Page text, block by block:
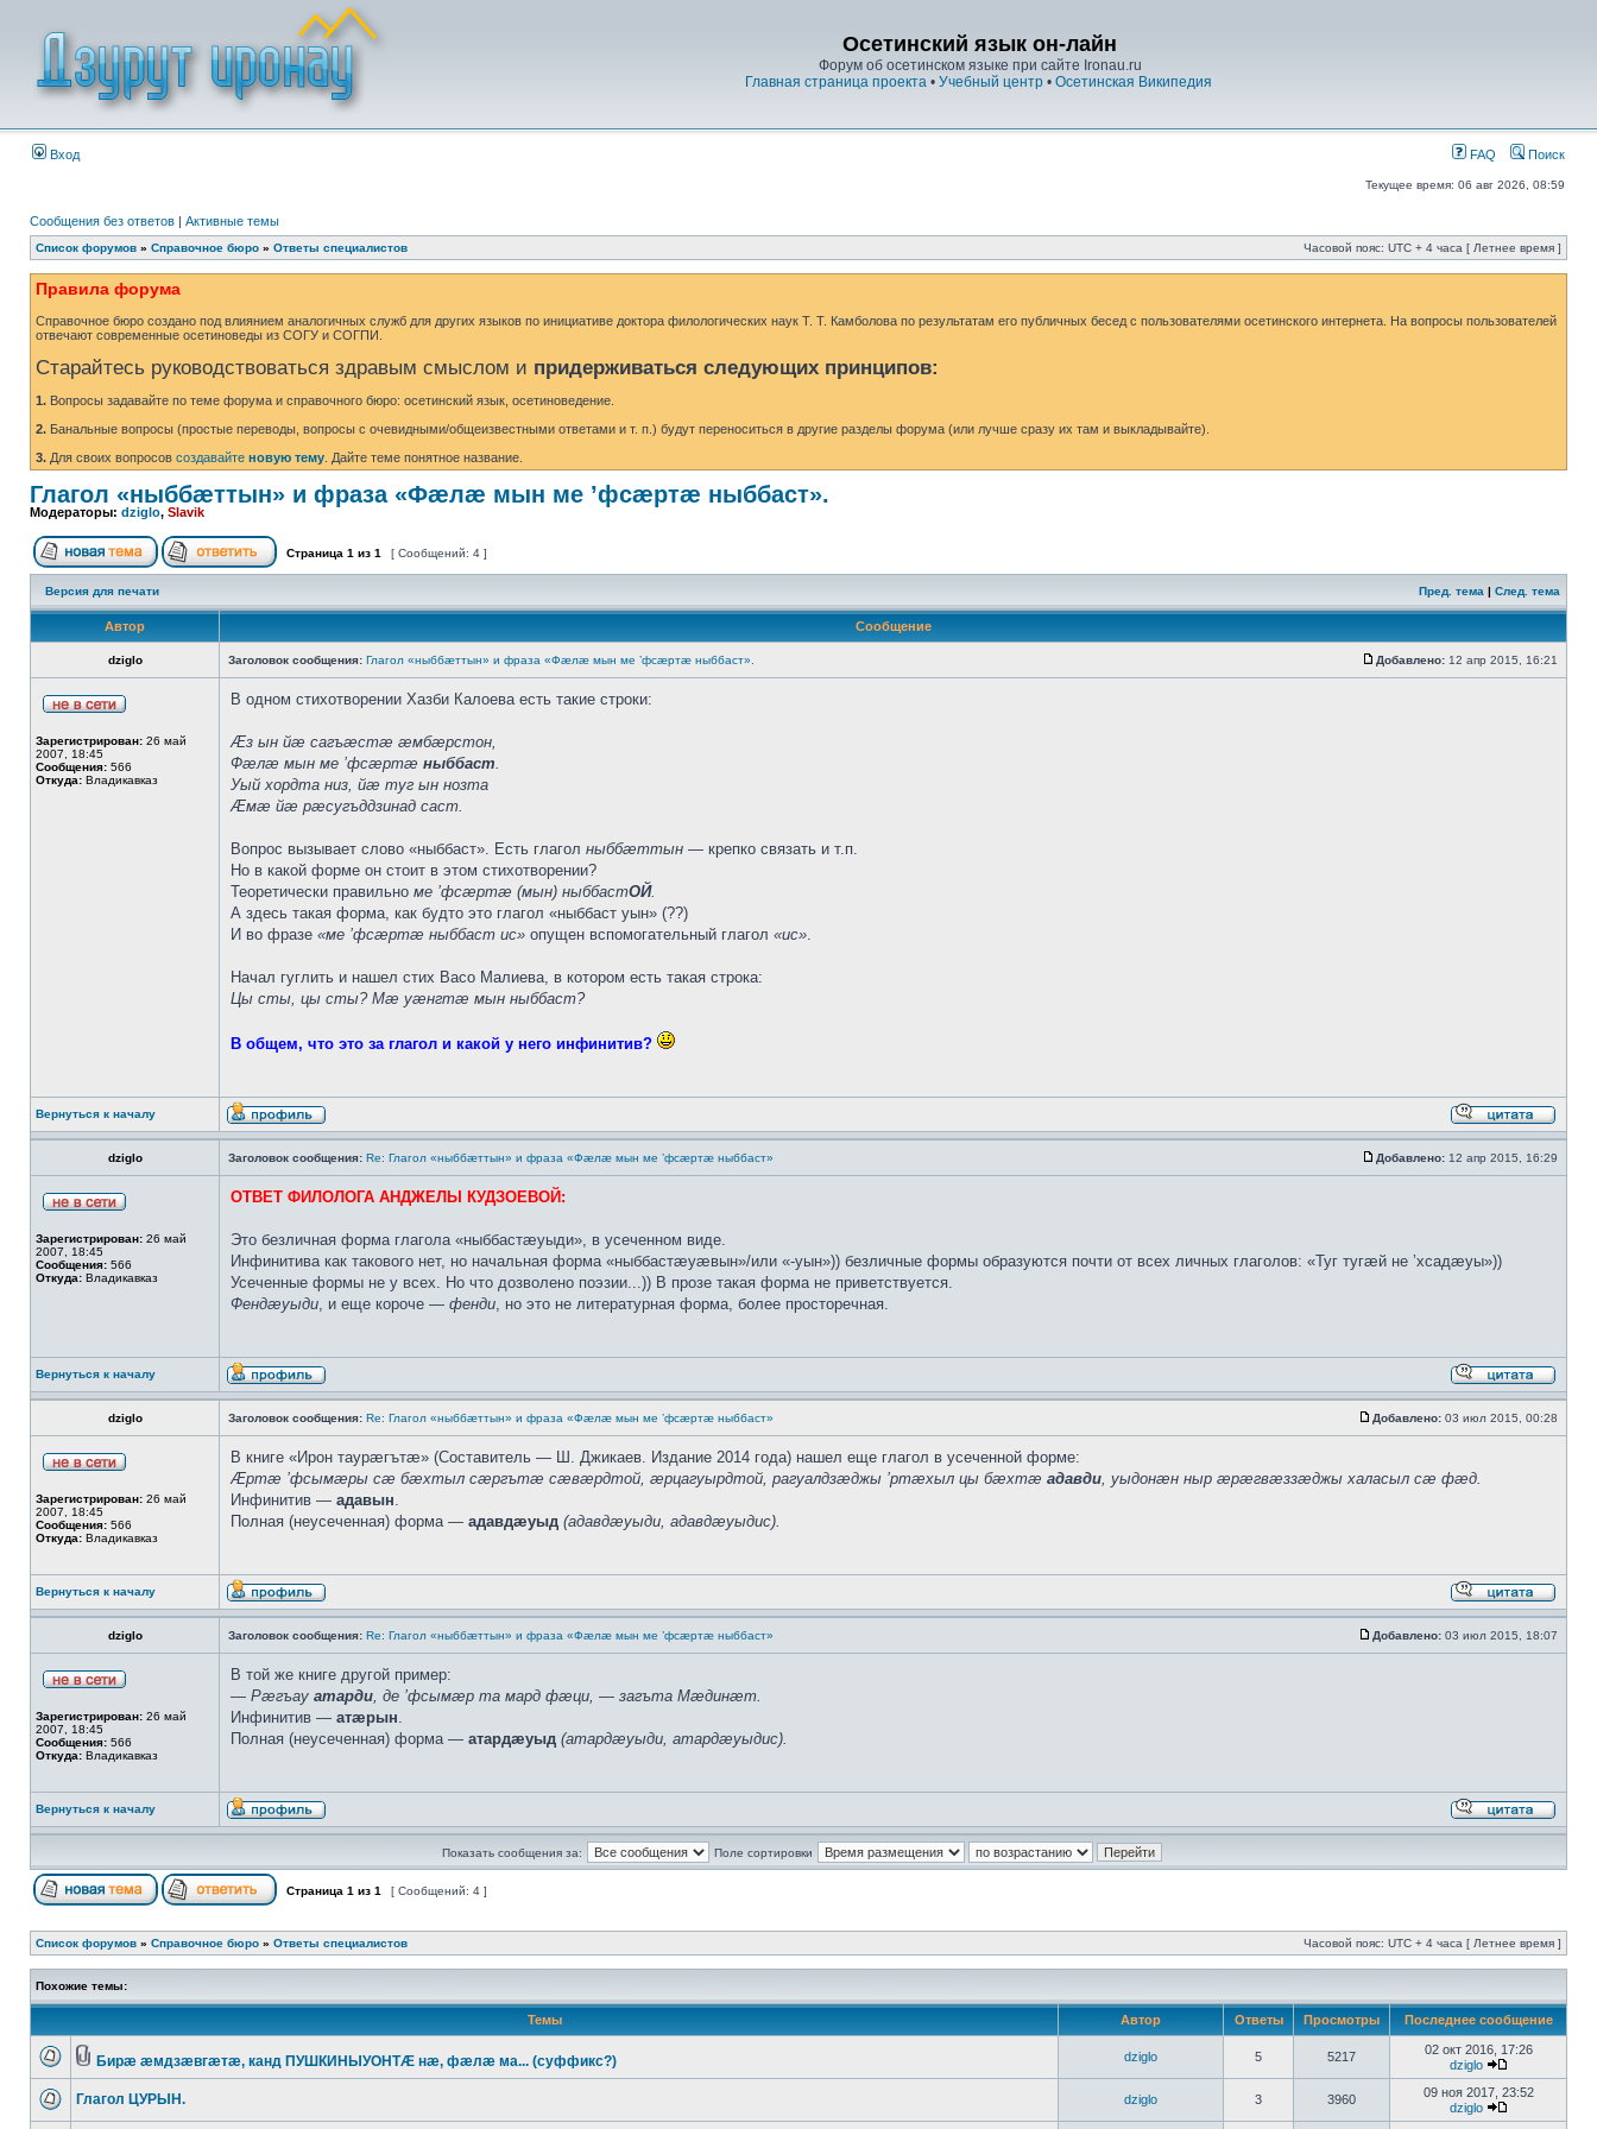
Осетинский язык он-лайн
Форум об осетинском языке при сайте Ironau.ru
Главная страница проекта • Учебный центр • Осетинская Википедия
Вход FAQ Поиск
Текущее время: 06 авг 2026, 08:59
Сообщения без ответов | Активные темы
Список форумов » Справочное бюро » Ответы специалистов Часовой пояс: UTC + 4 часа [ Летнее время ]
Правила форума
Справочное бюро создано под влиянием аналогичных служб для других языков по инициативе доктора филологических наук Т. Т. Камболова по результатам его публичных бесед с пользователями осетинского интернета. На вопросы пользователей
отвечают современные осетиноведы из СОГУ и СОГПИ.
Старайтесь руководствоваться здравым смыслом и придерживаться следующих принципов:
1. Вопросы задавайте по теме форума и справочного бюро: осетинский язык, осетиноведение.
2. Банальные вопросы (простые переводы, вопросы с очевидными/общеизвестными ответами и т. п.) будут переноситься в другие разделы форума (или лучше сразу их там и выкладывайте).
3. Для своих вопросов создавайте новую тему . Дайте теме понятное название.
Глагол «ныббæттын» и фраза «Фæлæ мын ме ’фсæртæ ныббаст».
Модераторы: dziglo, Slavik
Страница 1 из 1 [ Сообщений: 4 ]
Версия для печати Пред. тема | След. тема
Автор Сообщение
dziglo Заголовок сообщения: Глагол «ныббæттын» и фраза «Фæлæ мын ме ’фсæртæ ныббаст». Добавлено: 12 апр 2015, 16:21
Зарегистрирован: 26 май
2007, 18:45
Сообщения: 566
Откуда: Владикавказ
В одном стихотворении Хазби Калоева есть такие строки:
Æз ын йæ сагъæстæ æмбæрстон,
Фæлæ мын ме ’фсæртæ ныббаст.
Уый хордта низ, йæ туг ын нозта
Æмæ йæ рæсугъддзинад саст.
Вопрос вызывает слово «ныббаст». Есть глагол ныббæттын — крепко связать и т.п.
Но в какой форме он стоит в этом стихотворении?
Теоретически правильно ме ’фсæртæ (мын) ныббастОЙ.
А здесь такая форма, как будто это глагол «ныббаст уын» (??)
И во фразе «ме ’фсæртæ ныббаст ис» опущен вспомогательный глагол «ис».
Начал гуглить и нашел стих Васо Малиева, в котором есть такая строка:
Цы сты, цы сты? Мæ уæнгтæ мын ныббаст?
В общем, что это за глагол и какой у него инфинитив?
Вернуться к началу
dziglo Заголовок сообщения: Re: Глагол «ныббæттын» и фраза «Фæлæ мын ме ’фсæртæ ныббаст» Добавлено: 12 апр 2015, 16:29
Зарегистрирован: 26 май
2007, 18:45
Сообщения: 566
Откуда: Владикавказ
ОТВЕТ ФИЛОЛОГА АНДЖЕЛЫ КУДЗОЕВОЙ:
Это безличная форма глагола «ныббастæуыди», в усеченном виде.
Инфинитива как такового нет, но начальная форма «ныббастæуæвын»/или «-уын»)) безличные формы образуются почти от всех личных глаголов: «Туг тугæй не ’хсадæуы»))
Усеченные формы не у всех. Но что дозволено поэзии...)) В прозе такая форма не приветствуется.
Фендæуыди, и еще короче — фенди, но это не литературная форма, более просторечная.
Вернуться к началу
dziglo Заголовок сообщения: Re: Глагол «ныббæттын» и фраза «Фæлæ мын ме ’фсæртæ ныббаст» Добавлено: 03 июл 2015, 00:28
Зарегистрирован: 26 май
2007, 18:45
Сообщения: 566
Откуда: Владикавказ
В книге «Ирон таурæгътæ» (Составитель — Ш. Джикаев. Издание 2014 года) нашел еще глагол в усеченной форме:
Æртæ ’фсымæры сæ бæхтыл сæргътæ сæвæрдтой, æрцагуырдтой, рагуалдзæджы ’ртæхыл цы бæхтæ адавди, уыдонæн ныр æрæгвæззæджы халасыл сæ фæд.
Инфинитив — адавын.
Полная (неусеченная) форма — адавдæуыд (адавдæуыди, адавдæуыдис).
Вернуться к началу
dziglo Заголовок сообщения: Re: Глагол «ныббæттын» и фраза «Фæлæ мын ме ’фсæртæ ныббаст» Добавлено: 03 июл 2015, 18:07
Зарегистрирован: 26 май
2007, 18:45
Сообщения: 566
Откуда: Владикавказ
В той же книге другой пример:
— Рæгъау атарди, де ’фсымæр та мард фæци, — загъта Мæдинæт.
Инфинитив — атæрын.
Полная (неусеченная) форма — атардæуыд (атардæуыди, атардæуыдис).
Вернуться к началу
Показать сообщения за: Поле сортировки
Страница 1 из 1 [ Сообщений: 4 ]
Список форумов » Справочное бюро » Ответы специалистов Часовой пояс: UTC + 4 часа [ Летнее время ]
Похожие темы:
Темы Автор Ответы Просмотры Последнее сообщение
Бирæ æмдзæвгæтæ, канд ПУШКИНЫУОНТÆ нæ, фæлæ ма... (суффикс?) dziglo 5 5217
02 окт 2016, 17:26
dziglo
Глагол ЦУРЫН. dziglo 3 3960
09 ноя 2017, 23:52
dziglo